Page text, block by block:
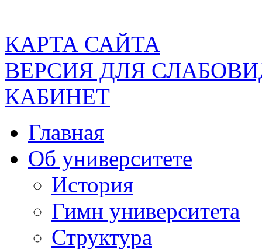
КАРТА САЙТА
ВЕРСИЯ ДЛЯ
КАБИНЕТ
Главная
Об университете
История
Гимн университета
Структура